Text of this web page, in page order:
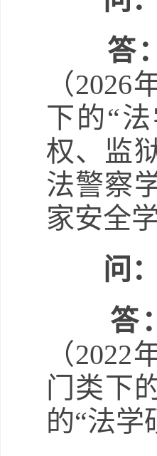
答：
（
下的“
权、监
法警察
家安全
问
答：
（
门类下
的“法学